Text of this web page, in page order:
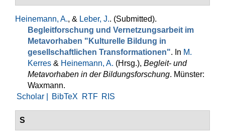
Heinemann, A., & Leber, J.. (Submitted).
Begleitforschung und Vernetzungsarbeit im
Metavorhaben "Kulturelle Bildung in
gesellschaftlichen Transformationen". In M.
Kerres & Heinemann, A. (Hrsg.), Begleit- und
Metavorhaben in der Bildungsforschung. Münster:
Waxmann.
Scholar |
BibTeX RTF RIS
S